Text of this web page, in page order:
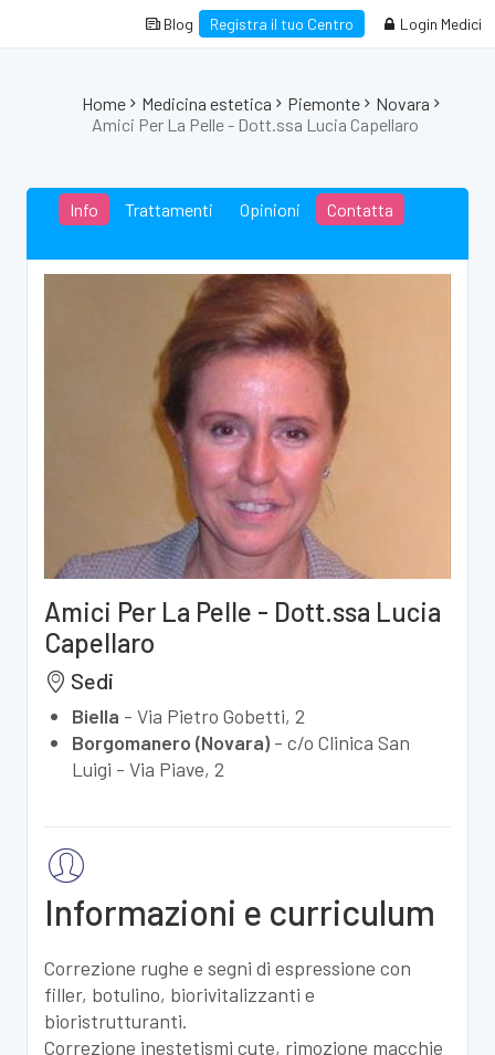
Blog Registra il tuo Centro Login Medici
Home Medicina estetica Piemonte
Novara
Amici Per La Pelle - Dott.ssa Lucia Capellaro
Info Trattamenti Opinioni Contatta
Amici Per La Pelle - Dott.ssa Lucia
Capellaro
Sedi
Biella - Via Pietro Gobetti, 2
Borgomanero (Novara) - c/o Clinica San
Luigi - Via Piave, 2
Informazioni e curriculum
Correzione rughe e segni di espressione con
filler, botulino, biorivitalizzanti e
bioristrutturanti.
Correzione inestetismi cute, rimozione macchie